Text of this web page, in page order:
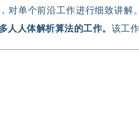
对单个前沿工作进行细致讲解
人人体解析算法的工作。 该工